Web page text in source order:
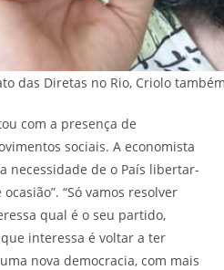
das Diretas no Rio, Criolo
com a presença de
sociais. A economista
necessidade de o País libertar-
“Só vamos resolver
qual é o seu partido,
interessa é voltar a ter
nova democracia, com mais